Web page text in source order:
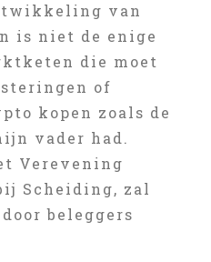
van
is niet de enige
die moet
of
kopen zoals de
vader had.
Verevening
Scheiding, zal
beleggers